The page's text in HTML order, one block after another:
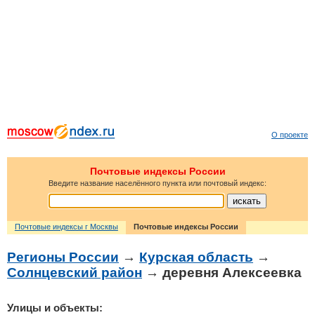
О проекте
Почтовые индексы России
Введите название населённого пункта или почтовый индекс:
Почтовые индексы г Москвы Почтовые индексы России
Регионы России → Курская область →
Солнцевский район → деревня Алексеевка
Улицы и объекты: